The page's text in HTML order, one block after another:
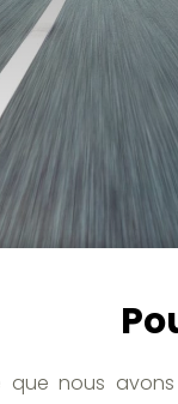
que nous